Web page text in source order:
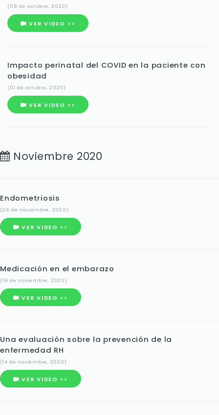
(08 de octubre, 2020)
VER VIDEO >>
Impacto perinatal del COVID en la paciente con
obesidad
(01 de octubre, 2020)
VER VIDEO >>
Noviembre 2020
Endometriosis
(26 de noviembre, 2020)
VER VIDEO >>
Medicación en el embarazo
(19 de noviembre, 2020)
VER VIDEO >>
Una evaluación sobre la prevención de la
enfermedad RH
(14 de noviembre, 2020)
VER VIDEO >>